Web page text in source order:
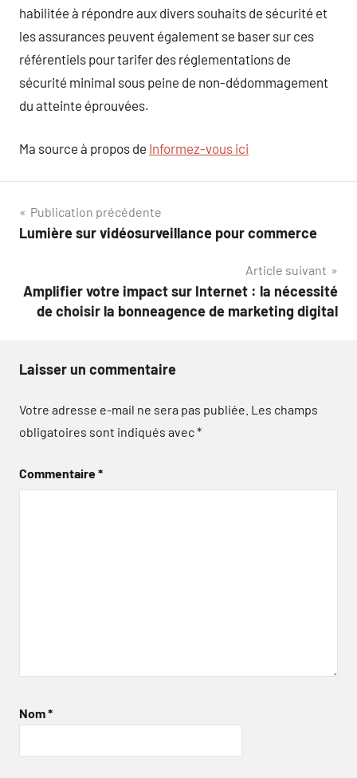
habilitée à répondre aux divers souhaits de sécurité et
les assurances peuvent également se baser sur ces
référentiels pour tarifer des réglementations de
sécurité minimal sous peine de non-dédommagement
du atteinte éprouvées.
Ma source à propos de Informez-vous ici
Navigation
de
Publication précédente
Lumière sur vidéosurveillance pour commerce
Article suivant
Amplifier votre impact sur Internet : la nécessité
de choisir la bonneagence de marketing digital
Laisser un commentaire
Votre adresse e-mail ne sera pas publiée. Les champs
obligatoires sont indiqués avec*
Commentaire*
Nom*